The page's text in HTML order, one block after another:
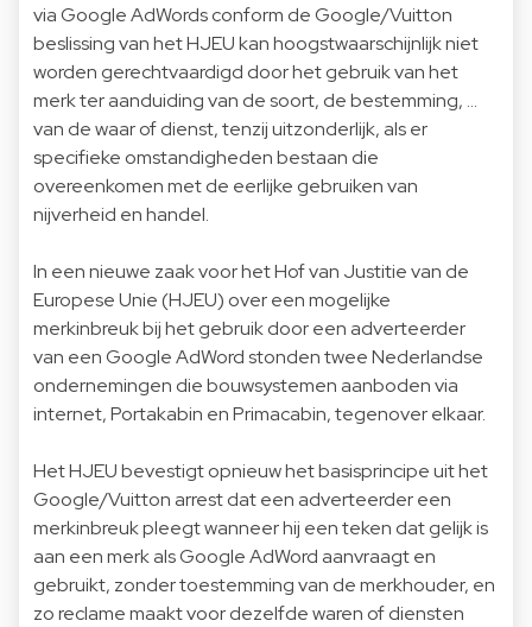
via Google AdWords conform de Google/Vuitton
beslissing van het HJEU kan hoogstwaarschijnlijk niet
worden gerechtvaardigd door het gebruik van het
merk ter aanduiding van de soort, de bestemming, …
van de waar of dienst, tenzij uitzonderlijk, als er
specifieke omstandigheden bestaan die
overeenkomen met de eerlijke gebruiken van
nijverheid en handel.
In een nieuwe zaak voor het Hof van Justitie van de
Europese Unie (HJEU) over een mogelijke
merkinbreuk bij het gebruik door een adverteerder
van een Google AdWord stonden twee Nederlandse
ondernemingen die bouwsystemen aanboden via
internet, Portakabin en Primacabin, tegenover elkaar.
Het HJEU bevestigt opnieuw het basisprincipe uit het
Google/Vuitton arrest dat een adverteerder een
merkinbreuk pleegt wanneer hij een teken dat gelijk is
aan een merk als Google AdWord aanvraagt en
gebruikt, zonder toestemming van de merkhouder, en
zo reclame maakt voor dezelfde waren of diensten